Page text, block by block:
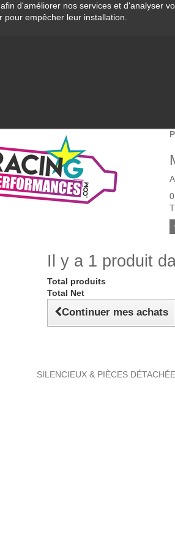
d'améliorer nos services et d'analyser
empêcher leur installation.
Il y a 1 produit
Total produits
Total Net
Continuer mes achats
SILENCIEUX & PIÈCES